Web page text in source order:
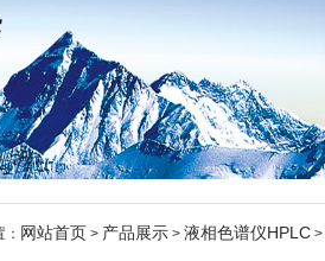
网站首页 > 产品展示 > 液相色谱仪HPLC >